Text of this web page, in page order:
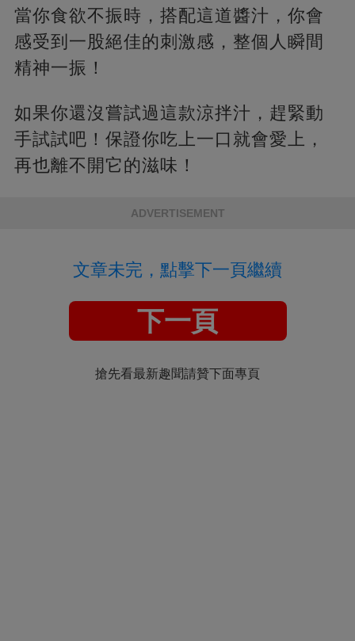
當你食欲不振時，搭配這道醬汁，你會
感受到一股絕佳的刺激感，整個人瞬間
精神一振！
如果你還沒嘗試過這款涼拌汁，趕緊動
手試試吧！保證你吃上一口就會愛上，
再也離不開它的滋味！
ADVERTISEMENT
文章未完，點擊下一頁繼續
下一頁
搶先看最新趣聞請贊下面專頁